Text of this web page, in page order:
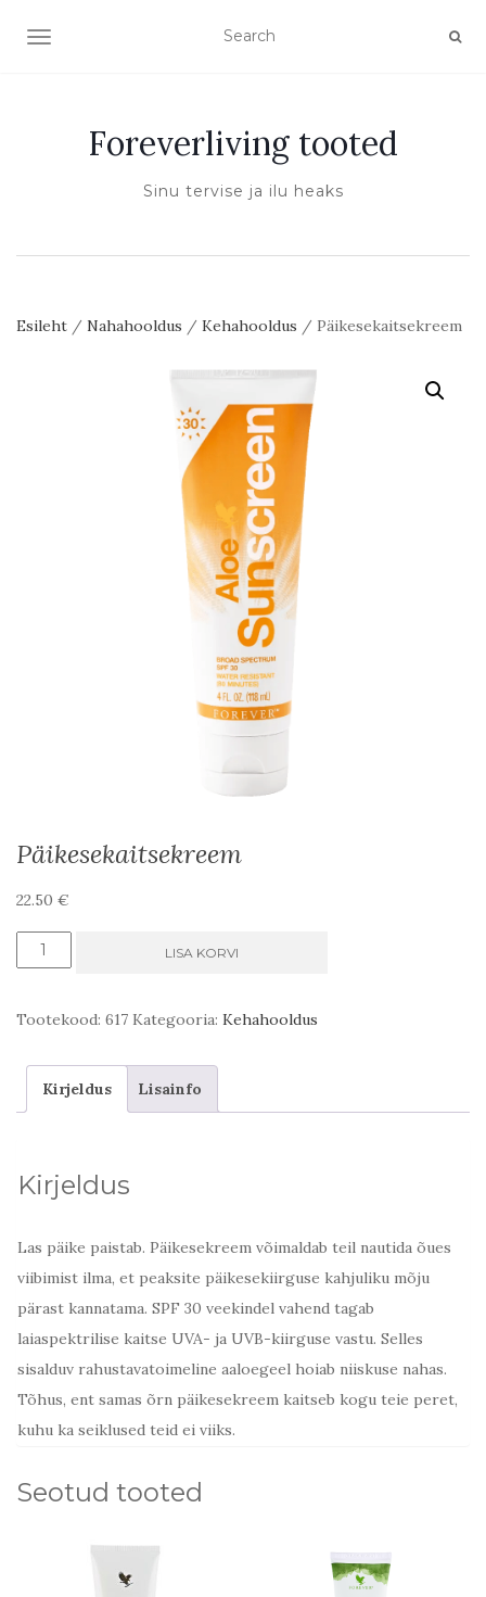
TOGGLE NAVIGATION
Foreverliving tooted
Sinu tervise ja ilu heaks
Esileht / Nahahooldus / Kehahooldus / Päikesekaitsekreem
Päikesekaitsekreem
22.50 €
PäikesekaitsekreemLISA KORVI
Tootekood: 617 Kategooria: Kehahooldus
Kirjeldus Lisainfo
Kirjeldus
Las päike paistab. Päikesekreem võimaldab teil nautida õues
viibimist ilma, et peaksite päikesekiirguse kahjuliku mõju
pärast kannatama. SPF 30 veekindel vahend tagab
laiaspektrilise kaitse UVA- ja UVB-kiirguse vastu. Selles
sisalduv rahustavatoimeline aaloegeel hoiab niiskuse nahas.
Tõhus, ent samas õrn päikesekreem kaitseb kogu teie peret,
kuhu ka seiklused teid ei viiks.
Seotud tooted